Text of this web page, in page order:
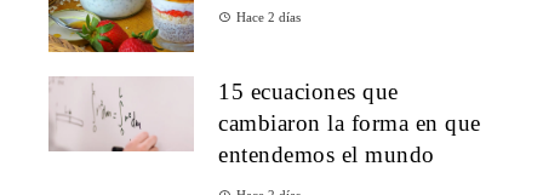
Hace 2 días
15 ecuaciones que
cambiaron la forma en que
entendemos el mundo